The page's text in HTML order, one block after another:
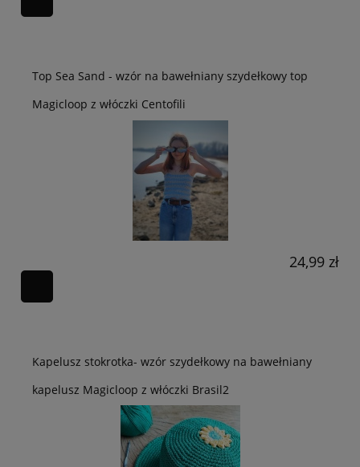
Top Sea Sand - wzór na bawełniany szydełkowy top
Magicloop z włóczki Centofili
24,99 zł
Kapelusz stokrotka- wzór szydełkowy na bawełniany
kapelusz Magicloop z włóczki Brasil2